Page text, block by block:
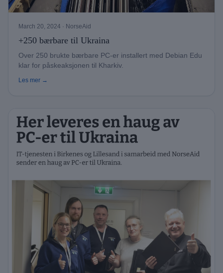
March 20, 2024 · NorseAid
+250 bærbare til Ukraina
Over 250 brukte bærbare PC-er installert med Debian Edu
klar for påskeaksjonen til Kharkiv.
Les mer →